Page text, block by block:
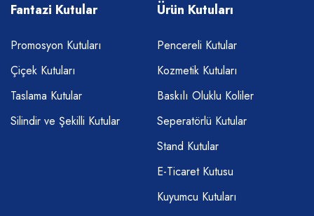
Fantazi Kutular
Promosyon Kutuları
Çiçek Kutuları
Taslama Kutular
Silindir ve Şekilli Kutular
Ürün Kutuları
Pencereli Kutular
Kozmetik Kutuları
Baskılı Oluklu Koliler
Seperatörlü Kutular
Stand Kutular
E-Ticaret Kutusu
Kuyumcu Kutuları